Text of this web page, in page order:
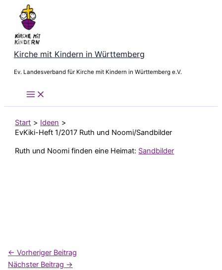
Inhalt
springen
Kirche mit Kindern in Württemberg
Ev. Landesverband für Kirche mit Kindern in Württemberg e.V.
Start
Ideen
EvKiki-Heft 1/2017 Ruth und Noomi/Sandbilder
Ruth und Noomi finden eine Heimat: Sandbilder
← Vorheriger Beitrag
Nächster Beitrag →